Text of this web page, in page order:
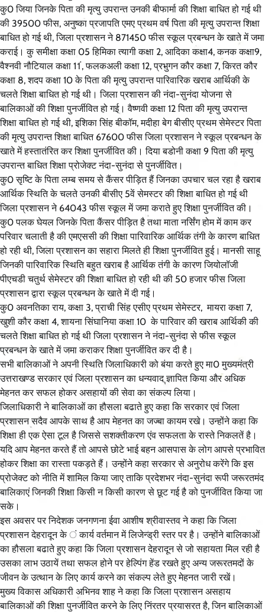
कु0 जिया जिनके पिता की मृत्यु उपरान्त उनकी बीफार्मा की शिक्षा बाधित हो गई थी
की 39500 फीस, अनुष्का प्रजापति एमए प्रथम वर्ष पिता की मृत्यु उपरान्त शिक्षा
बाधित हो गई थी, जिला प्रशासन ने 871450 फीस स्कूल प्रबन्धन के खाते में जमा
कराई। कु समीक्षा कक्षा 05 हिमिका त्यागी कक्षा 2, आदिका कक्षा4, कनक कक्षा9,
वैश्नवी नौटियाल कक्षा 11ं, फलकअली कक्षा 12, प्रभुगन कौर कक्षा 7, किरत कौर
कक्षा 8, शदप कक्षा 10 के पिता की मृत्यु उपरान्त पारिवारिक खराब आर्थिकी के
चलते शिक्षा बाधित हो गई थी। जिला प्रशासन की नंदा-सुनंदा योजना से
बालिकाओं की शिक्षा पुनर्जीवित हो गई। वैष्णवी कक्षा 12 पिता की मृत्यु उपरान्त
शिक्षा बाधित हो गई थी, इशिका सिंह बीकॉम, मदीहा बेग बीसीए प्रथम सेमेस्टर पिता
की मृत्यु उपरान्त शिक्षा बाधित 67600 फीस जिला प्रशासन ने स्कूल प्रबन्धन के
खाते में हस्तातंरित कर शिक्षा पुनर्जीवित की। दिया बडोनी कक्षा 9 पिता की मृत्यु
उपरान्त बाधित शिक्षा प्रोजेक्ट नंदा-सुनंदा से पुनर्जीवित।
कु0 सृष्टि के पिता लम्ब समय से कैंसर पीड़ित हैं जिनका उपचार चल रहा है खराब
आर्थिक स्थिति के चलते उनकी बीसीए 5वें सेमस्टर की शिक्षा बाधित हो गई थी
जिला प्रशासन ने 64043 फीस स्कूल में जमा कराते हुए शिक्षा पुनर्जीवित की।
कु0 पलक घेयल जिनके पिता कैंसर पीड़ित है तथा माता नर्सिंग होम में काम कर
परिवार चलाती है की एमएससी की शिक्षा पारिवारिक आर्थिक तंगी के कारण बाधित
हो रही थी, जिला प्रशासन का सहारा मिलते ही शिक्षा पुनर्जीवित हुई। मानसी साहू
जिनकी पारिवारिक स्थिति बहुत खराब है आर्थिक तंगी के कारण जियोलॉजी
पीएचडी चतुर्थ सेमेस्टर की शिक्षा बाधित हो रही थी की 50 हजार फीस जिला
प्रशासन द्वारा स्कूल प्रबन्धन के खाते में दी गई।
कु0 अवनतिका राय, कक्षा 3, प्राची सिंह एसीए प्रथम सेमेस्टर, मायरा कक्षा 7,
खुशी कौर कक्षा 4, शायना सिंघानिया कक्षा 10 के पारिवार की खराब आर्थिकी की
चलते शिक्षा बाधित हो गई थी जिला प्रशासन ने नंदा-सुनंदा से फीस स्कूल
प्रबन्धन के खाते में जमा कराकर शिक्षा पुनर्जीवित कर दी है।
सभी बालिकाओं ने अपनी स्थिति जिलाधिकारी को बंया करते हुए मा0 मुख्यमंत्री
उत्तराखण्ड सरकार एवं जिला प्रशासन का धन्यवाद ज्ञापित किया और अधिक
मेहनत कर सफल होकर असहायों की सेवा का संकल्प लिया।
जिलाधिकारी ने बालिकाओं का हौसला बढाते हुए कहा कि सरकार एवं जिला
प्रशासन सदैव आपके साथ है आप मेहनत का जज्बा कायम रखे। उन्होंने कहा कि
शिक्षा ही एक ऐसा टूल है जिससे सशक्तीकरण एंव सफलता के रास्ते निकलतें है।
यदि आप मेहनत करते हैं तो आपसे छोटे भाई बहन आसपास के लोग आपसे प्रभावित
होकर शिक्षा का रास्ता पकड़ते हैं। उन्होंने कहा सरकार से अनुरोध करेंगे कि इस
प्रोजेक्ट को नीति में शामिल किया जाए ताकि प्रदेशभर नंदा-सुनंदा रूपी जरूरतमंद
बालिकाएं जिनकी शिक्षा किसी न किसी कारण से छूट गई है को पुनर्जीवित किया जा
सके।
इस अवसर पर निदेशक जनगणना ईवा आशीष श्रीवास्तव ने कहा कि जिला
प्रशासन देहरादून के ं कार्य वर्तमान में लिजेन्ड्री स्तर पर है। उन्होंने बालिकाओं
का हौसला बढाते हुए कहा कि जिला प्रशासन देहरादून से जो सहायता मिल रही है
उसका लाभ उठायें तथा सफल होने पर हेल्पिंग हेंड रखते हुए अन्य जरूरतमदों के
जीवन के उत्थान के लिए कार्य करने का संकल्प लेते हुए मेहनत जारी रखें।
मुख्य विकास अधिकारी अभिनव शाह ने कहा कि जिला प्रशासन असहाय
बालिकाओं की शिक्षा पुनर्जीवित करने के लिए निंरतर प्रयासरत है, जिन बालिकाओं